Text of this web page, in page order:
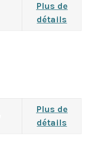
Plus de
détails
Plus de
détails